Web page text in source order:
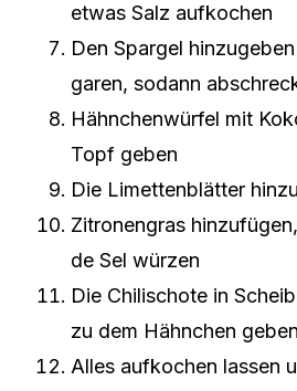
etwas Salz aufkochen
Den Spargel
garen, sodann
Hähnchenwürfel mit
Topf geben
Die Limettenblätter
Zitronengras
de Sel würzen
Die Chilischote in
zu dem Hähnchen geben
Alles aufkochen lassen